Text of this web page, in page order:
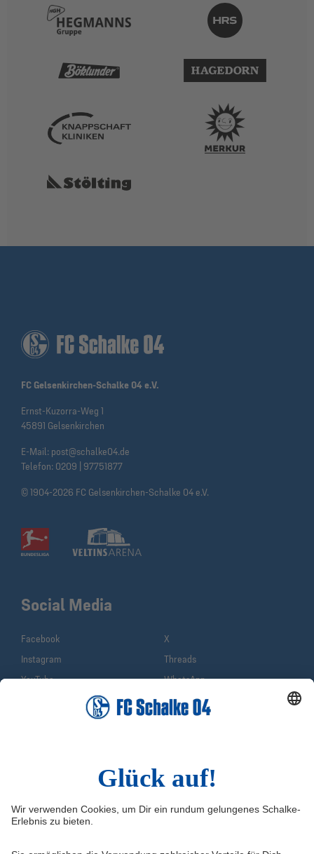
FC Gelsenkirchen-Schalke 04 e.V.
Ernst-Kuzorra-Weg 1
45891 Gelsenkirchen
E-Mail: post@schalke04.de
Telefon: 0209 | 97751877
© 1904-2026 FC Gelsenkirchen-Schalke 04 e.V.
Service & Kontakt
Tickets
Social Media
Facebook
X
Instagram
Threads
YouTube
WhatsApp
Sina Weibo